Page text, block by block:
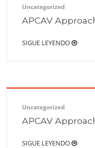
Uncategorized
APCAV
SIGUE LEYENDO
Uncategorized
APCAV
SIGUE LEYENDO